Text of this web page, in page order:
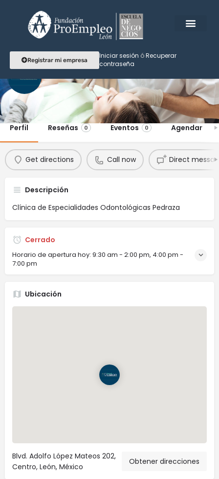
Registrar mi empresa
Iniciar sesión óRecuperar
contraseña
Dental CEOP
Perfil Reseñas 0 Eventos 0 Agendar
Get directions Call now Direct
Descripción
Clínica de Especialidades Odontológicas Pedraza
Cerrado
Horario de apertura hoy: 9:30 am - 2:00 pm, 4:00 pm -
7:00 pm
Ubicación
Blvd. Adolfo López Mateos 202,
Centro, León, México
Obtener direcciones